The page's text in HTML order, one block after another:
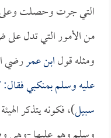
التي جرت وحصلت وعلى
من الأمور التي تدل على
ومثله قولابن عمررضي
عليه وسلم بمنكبي
سبيل)، فكونه يتذكر